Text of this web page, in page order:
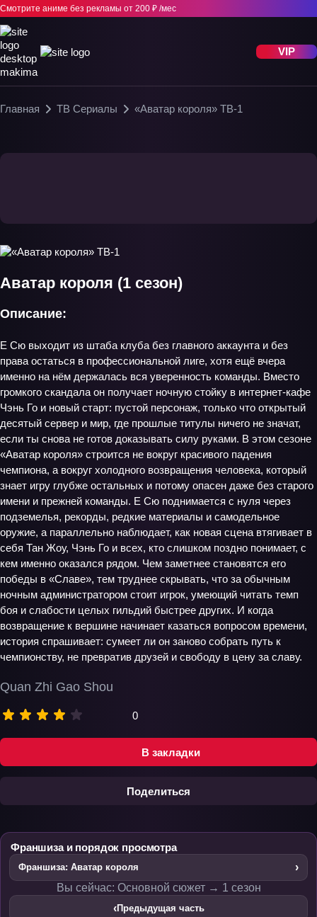
Смотрите аниме без рекламы от 200 ₽ /мес
VIP
Главная ТВ Сериалы «Аватар короля» ТВ-1
В закладки
Поделиться
Аватар короля (1 сезон)
Quan Zhi Gao Shou
0
Описание:
Е Сю выходит из штаба клуба без главного аккаунта и без
права остаться в профессиональной лиге, хотя ещё вчера
именно на нём держалась вся уверенность команды. Вместо
громкого скандала он получает ночную стойку в интернет-кафе
Чэнь Го и новый старт: пустой персонаж, только что открытый
десятый сервер и мир, где прошлые титулы ничего не значат,
если ты снова не готов доказывать силу руками. В этом сезоне
«Аватар короля» строится не вокруг красивого падения
чемпиона, а вокруг холодного возвращения человека, который
знает игру глубже остальных и потому опасен даже без старого
имени и прежней команды. Е Сю поднимается с нуля через
подземелья, рекорды, редкие материалы и самодельное
оружие, а параллельно наблюдает, как новая сцена втягивает в
себя Тан Жоу, Чэнь Го и всех, кто слишком поздно понимает, с
кем именно оказался рядом. Чем заметнее становятся его
победы в «Славе», тем труднее скрывать, что за обычным
ночным администратором стоит игрок, умеющий читать темп
боя и слабости целых гильдий быстрее других. И когда
возвращение к вершине начинает казаться вопросом времени,
история спрашивает: сумеет ли он заново собрать путь к
чемпионству, не превратив друзей и свободу в цену за славу.
Франшиза и порядок просмотра
Франшиза: Аватар короля
›
Вы сейчас: Основной сюжет → 1 сезон
‹Предыдущая часть